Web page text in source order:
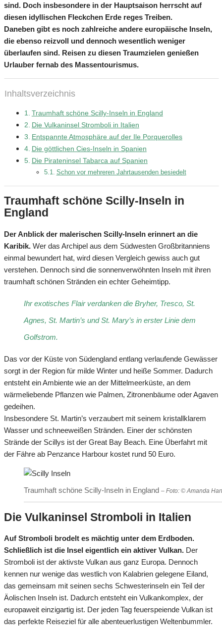
sind. Doch insbesondere in der Hauptsaison herrscht auf
diesen idyllischen Fleckchen Erde reges Treiben.
Daneben gibt es noch zahlreiche andere europäische Inseln,
die ebenso reizvoll und dennoch wesentlich weniger
überlaufen sind. Reisen zu diesen Traumzielen genießen
Urlauber fernab des Massentourismus.
Inhaltsverzeichnis
Traumhaft schöne Scilly-Inseln in England
Die Vulkaninsel Stromboli in Italien
Entspannte Atmosphäre auf der Ile Porquerolles
Die göttlichen Cies-Inseln in Spanien
Die Pirateninsel Tabarca auf Spanien
Schon vor mehreren Jahrtausenden besiedelt
Traumhaft schöne Scilly-Inseln in
England
Der Anblick der malerischen Scilly-Inseln erinnert an die
Karibik. Wer das Archipel aus dem Südwesten Großbritanniens
einmal bewundert hat, wird diesen Vergleich gewiss auch gut
verstehen. Dennoch sind die sonnenverwöhnten Inseln mit ihren
traumhaft schönen Stränden ein echter Geheimtipp.
Ihr exotisches Flair verdanken die Bryher, Tresco, St.
Agnes, St. Martin’s und St. Mary’s in erster Linie dem
Golfstrom.
Das vor der Küste von Südengland entlang verlaufende Gewässer
sorgt in der Region für milde Winter und heiße Sommer. Dadurch
entsteht ein Ambiente wie an der Mittelmeerküste, an dem
wärmeliebende Pflanzen wie Palmen, Zitronenbäume oder Agaven
gedeihen.
Insbesondere St. Martin’s verzaubert mit seinem kristallklarem
Wasser und schneeweißen Stränden. Einer der schönsten
Strände der Scillys ist der Great Bay Beach. Eine Überfahrt mit
der Fähre ab Penzance Harbour kostet rund 50 Euro.
Traumhaft schöne Scilly-Inseln in England – Foto: © Amanda
Die Vulkaninsel Stromboli in Italien
Auf Stromboli brodelt es mächtig unter dem Erdboden.
Schließlich ist die Insel eigentlich ein aktiver Vulkan. Der
Stromboli ist der aktivste Vulkan aus ganz Europa. Dennoch
kennen nur wenige das westlich von Kalabrien gelegene Eiland,
das gemeinsam mit seinen sechs Schwesterinseln ein Teil der
Äolischen Inseln ist. Dadurch entsteht ein Vulkankomplex, der
europaweit einzigartig ist. Der jeden Tag feuerspeiende Vulkan ist
das perfekte Reiseziel für alle abenteuerlustigen Weltenbummler.